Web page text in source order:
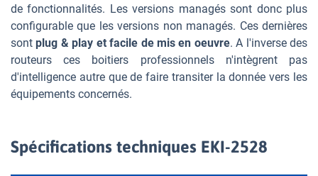
de fonctionnalités. Les versions managés sont donc plus
configurable que les versions non managés. Ces dernières
sontplug & play et facile de mis en oeuvre. A l'inverse des
routeurs ces boitiers professionnels n'intègrent pas
d'intelligence autre que de faire transiter la donnée vers les
équipements concernés.
Spécifications techniques EKI-2528